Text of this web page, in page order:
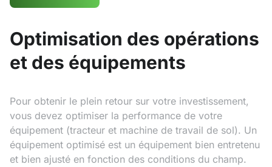
Optimisation des opérations
et des équipements
Pour obtenir le plein retour sur votre investissement,
vous devez optimiser la performance de votre
équipement (tracteur et machine de travail de sol). Un
équipement optimisé est un équipement bien entretenu
et bien ajusté en fonction des conditions du champ.